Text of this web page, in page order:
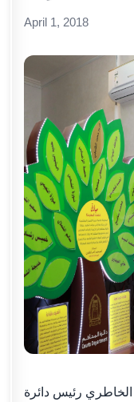
April 1, 2018
رئيس دائرة